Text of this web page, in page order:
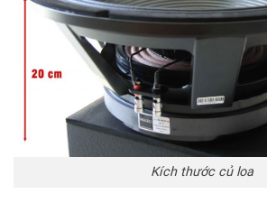
Kích thước củ loa